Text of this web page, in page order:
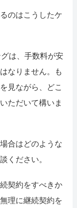
のはこうしたケ
は、手数料が安
なりません。も
見ながら、どこ
ただいて構いま
合はどのような
ください。
契約をすべきか
理に継続契約を